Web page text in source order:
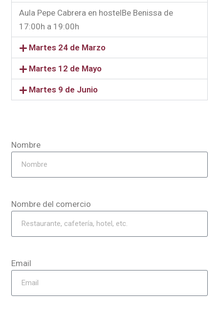
Aula Pepe Cabrera en hostelBe Benissa de
17:00h a 19:00h
Martes 24 de Marzo
Martes 12 de Mayo
Martes 9 de Junio
Nombre
Nombre del comercio
Email